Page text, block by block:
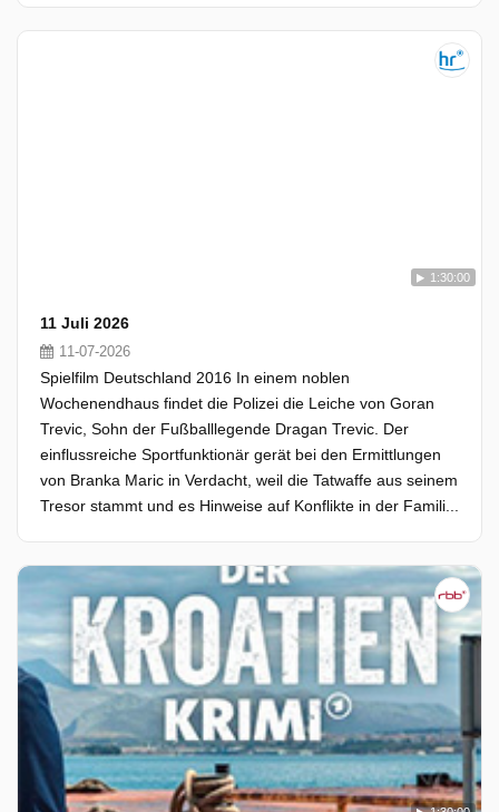
1:30:00
11 Juli 2026
11-07-2026
Spielfilm Deutschland 2016 In einem noblen
Wochenendhaus findet die Polizei die Leiche von Goran
Trevic, Sohn der Fußballlegende Dragan Trevic. Der
einflussreiche Sportfunktionär gerät bei den Ermittlungen
von Branka Maric in Verdacht, weil die Tatwaffe aus seinem
Tresor stammt und es Hinweise auf Konflikte in der Famili...